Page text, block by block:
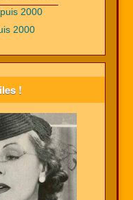
2000
2000
!